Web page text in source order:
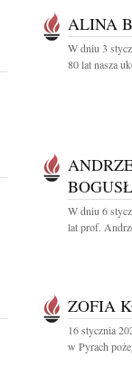
ALINA
W dniu 3
80 lat nasza
W dniu 6
lat prof.
ZOFIA
16 stycznia
w Pyrach